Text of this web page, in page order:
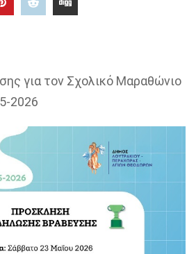
για τον Σχολικό Μαραθώνιο
2026